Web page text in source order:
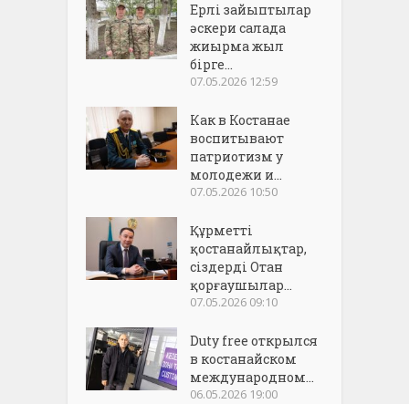
Ерлі зайыптылар
әскери салада
жиырма жыл
бірге...
07.05.2026 12:59
Как в Костанае
воспитывают
патриотизм у
молодежи и...
07.05.2026 10:50
Құрметті
қостанайлықтар,
сіздерді Отан
қорғаушылар...
07.05.2026 09:10
Duty free открылся
в костанайском
международном...
06.05.2026 19:00